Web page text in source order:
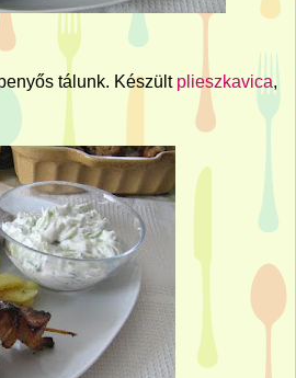
tálunk. Készült plieszkavica,